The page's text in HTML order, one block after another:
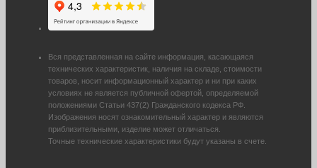
Вся представленная на сайте информация, касающаяся
технических характеристик, наличия на складе, стоимости
товаров, носит информационный характер и ни при каких
условиях не является публичной офертой, определяемой
положениями Статьи 437(2) Гражданского кодекса РФ.
Изображения носят ознакомительный характер и являются
приблизительными, изделие может отличаться.
Точные технические характеристики будут указаны в счете.